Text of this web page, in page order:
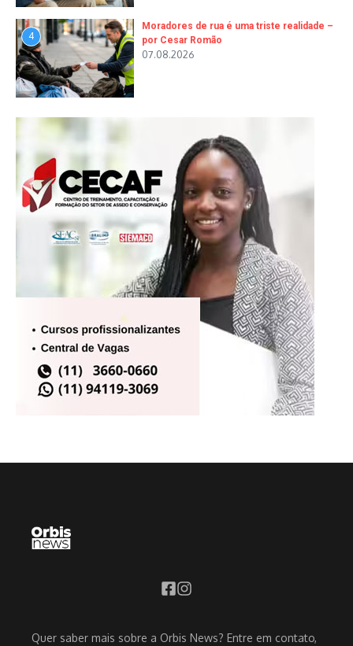
4
Moradores de rua é uma triste realidade –
por Cesar Romão
07.08.2026
Quer saber mais sobre a Orbis News? Entre em contato,